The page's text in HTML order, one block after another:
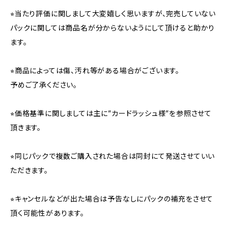
⭐︎当たり評価に関しまして大変嬉しく思いますが、完売していない
パックに関しては商品名が分からないようにして頂けると助かり
ます。
⭐︎商品によっては傷、汚れ等がある場合がございます。
予めご了承ください。
⭐︎価格基準に関しましては主に”カードラッシュ様”を参照させて
頂きます。
⭐︎同じパックで複数ご購入された場合は同封にて発送させていい
ただきます。
⭐︎キャンセルなどが出た場合は予告なしにパックの補充をさせて
頂く可能性があります。